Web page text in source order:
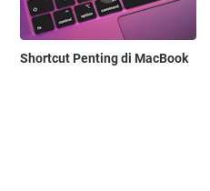
Shortcut Penting di MacBook